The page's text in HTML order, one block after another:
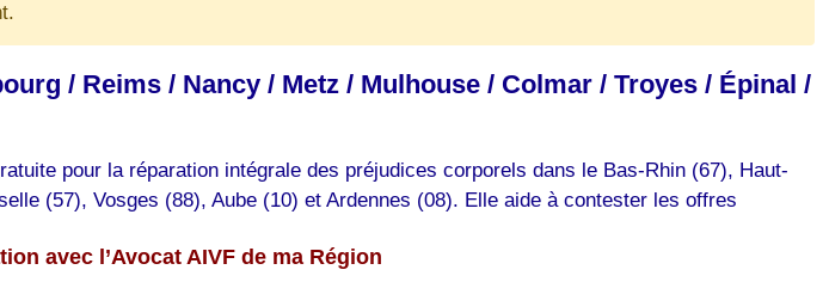
/ Reims / Nancy / Metz / Mulhouse / Colmar / Troyes / Épinal /
pour la réparation intégrale des préjudices corporels dans le Bas-Rhin (67), Haut-
(57), Vosges (88), Aube (10) et Ardennes (08). Elle aide à contester les offres
avec l’Avocat AIVF de ma Région